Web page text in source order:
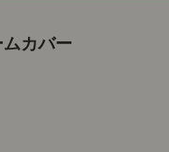
カバー